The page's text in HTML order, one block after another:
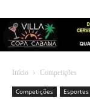
Início Competições
Competições Esportes